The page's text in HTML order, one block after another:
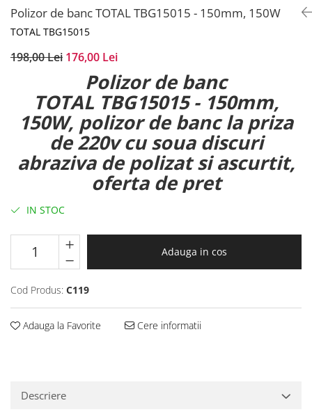
Polizor de banc TOTAL TBG15015 - 150mm, 150W
TOTAL TBG15015
198,00 Lei 176,00 Lei
Polizor de banc
TOTAL TBG15015 - 150mm,
150W, polizor de banc la priza
de 220v cu soua discuri
abraziva de polizat si ascurtit,
oferta de pret
IN STOC
Adauga in cos
Cod Produs: C119
Adauga la Favorite Cere informatii
Descriere